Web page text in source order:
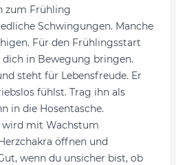
zum Frühling
Schwingungen. Manche
Für den Frühlingsstart
dich in Bewegung bringen.
steht für Lebensfreude. Er
fühlst. Trag ihn als
in die Hosentasche.
mit Wachstum
öffnen und
wenn du unsicher bist, ob